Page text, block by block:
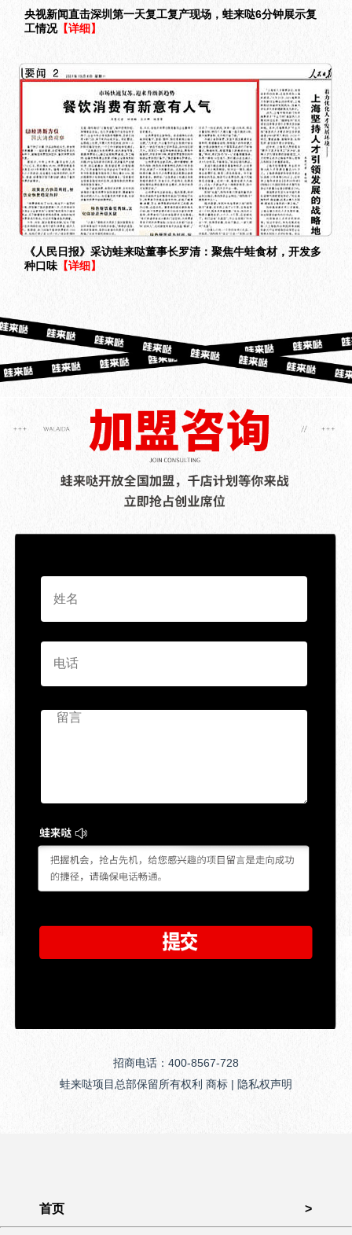
央视新闻直击深圳第一天复工复产现场，蛙来哒6分钟展示复
工情况【详细】
《人民日报》采访蛙来哒董事长罗清：聚焦牛蛙食材，开发多
种口味 【详细】
招商电话：400-8567-728
蛙来哒项目总部保留所有权利 商标 | 隐私权声明
首页 >